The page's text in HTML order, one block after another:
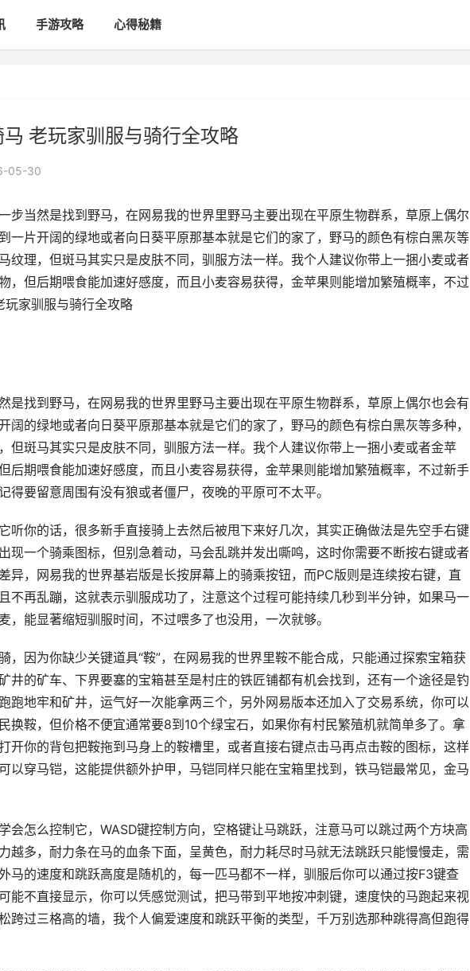
手游攻略 心得秘籍
老玩家驯服与骑行全攻略
05-30
步当然是找到野马，在网易我的世界里野马主要出现在平原生物群系，草原上偶尔
一片开阔的绿地或者向日葵平原那基本就是它们的家了，野马的颜色有棕白黑灰等
纹理，但斑马其实只是皮肤不同，驯服方法一样。我个人建议你带上一捆小麦或者
，但后期喂食能加速好感度，而且小麦容易获得，金苹果则能增加繁殖概率，不过
玩家驯服与骑行全攻略
是找到野马，在网易我的世界里野马主要出现在平原生物群系，草原上偶尔也会有
阔的绿地或者向日葵平原那基本就是它们的家了，野马的颜色有棕白黑灰等多种，
但斑马其实只是皮肤不同，驯服方法一样。我个人建议你带上一捆小麦或者金苹
后期喂食能加速好感度，而且小麦容易获得，金苹果则能增加繁殖概率，不过新手
得要留意周围有没有狼或者僵尸，夜晚的平原可不太平。
听你的话，很多新手直接骑上去然后被甩下来好几次，其实正确做法是先空手右键
现一个骑乘图标，但别急着动，马会乱跳并发出嘶鸣，这时你需要不断按右键或者
异，网易我的世界基岩版是长按屏幕上的骑乘按钮，而PC版则是连续按右键，直
不再乱蹦，这就表示驯服成功了，注意这个过程可能持续几秒到半分钟，如果马一
，能显著缩短驯服时间，不过喂多了也没用，一次就够。
，因为你缺少关键道具“鞍”，在网易我的世界里鞍不能合成，只能通过探索宝箱获
井的矿车、下界要塞的宝箱甚至是村庄的铁匠铺都有机会找到，还有一个途径是钓
跑地牢和矿井，运气好一次能拿两三个，另外网易版本还加入了交易系统，你可以
换鞍，但价格不便宜通常要8到10个绿宝石，如果你有村民繁殖机就简单多了。拿
开你的背包把鞍拖到马身上的鞍槽里，或者直接右键点击马再点击鞍的图标，这样
以穿马铠，这能提供额外护甲，马铠同样只能在宝箱里找到，铁马铠最常见，金马
会怎么控制它，WASD键控制方向，空格键让马跳跃，注意马可以跳过两个方块高
越多，耐力条在马的血条下面，呈黄色，耐力耗尽时马就无法跳跃只能慢慢走，需
马的速度和跳跃高度是随机的，每一匹马都不一样，驯服后你可以通过按F3键查
能不直接显示，你可以凭感觉测试，把马带到平地按冲刺键，速度快的马跑起来视
跨过三格高的墙，我个人偏爱速度和跳跃平衡的类型，千万别选那种跳得高但跑得